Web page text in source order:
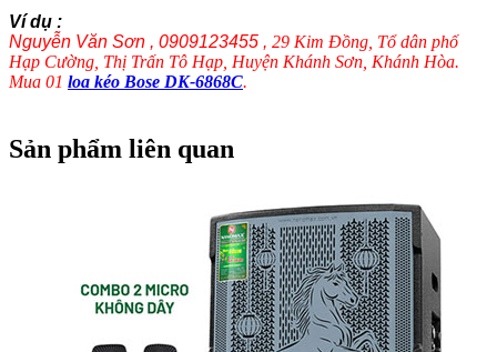
Ví dụ :
Nguyễn Văn Sơn , 0909123455 , 29 Kim Đồng, Tổ dân phố
Hạp Cường, Thị Trấn Tô Hạp, Huyện Khánh Sơn, Khánh Hòa.
Mua 01 loa kéo Bose DK-6868C.
Sản phẩm liên quan